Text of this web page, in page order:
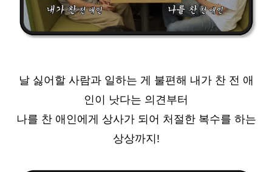
날 싫어할 사람과 일하는 게 불편해 내가 찬 전 애
인이 낫다는 의견부터
나를 찬 애인에게 상사가 되어 처절한 복수를 하는
상상까지!